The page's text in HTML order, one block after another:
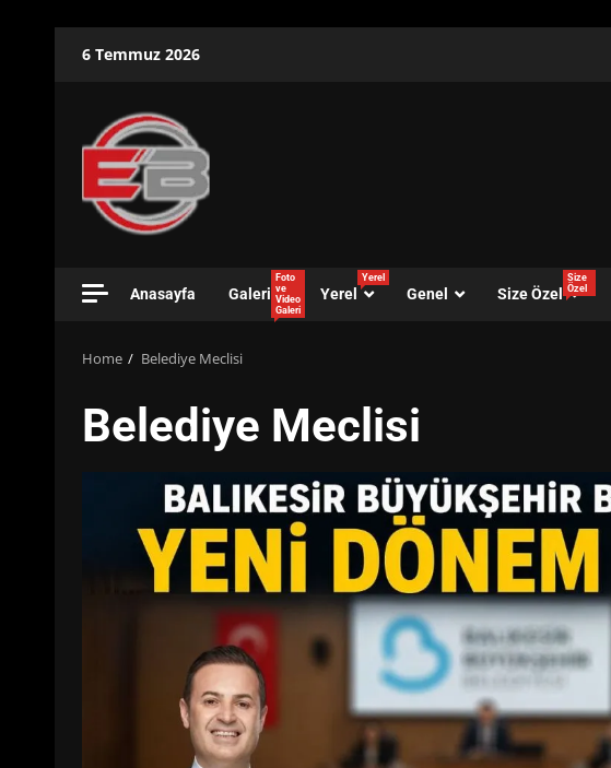
6 Temmuz 2026
Anasayfa Galeri
Foto
ve
Video
Galeri
Yerel
Yerel
Genel Size Özel
Size
Özel
Home Belediye Meclisi
Belediye Meclisi